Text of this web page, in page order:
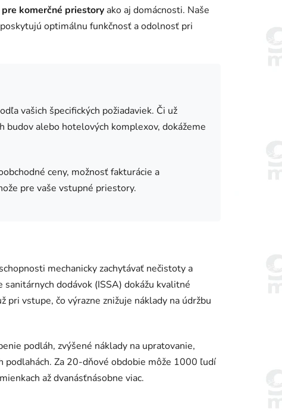
komerčné priestory ako aj domácnosti. Naše
optimálnu funkčnosť a odolnosť pri
vašich špecifických požiadaviek. Či už
budov alebo hotelových komplexov, dokážeme
ceny, možnosť fakturácie a
pre vaše vstupné priestory.
mechanicky zachytávať nečistoty a
dodávok (ISSA) dokážu kvalitné
vstupe, čo výrazne znižuje náklady na údržbu
podláh, zvýšené náklady na upratovanie,
podlahách. Za 20-dňové obdobie môže 1000 ľudí
až dvanásťnásobne viac.